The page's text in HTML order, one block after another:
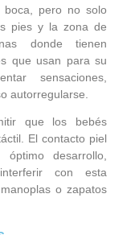
pero no solo
pies y la zona de
donde tienen
que usan para su
sensaciones,
autorregularse.
que los bebés
El contacto piel
desarrollo,
con esta
o zapatos